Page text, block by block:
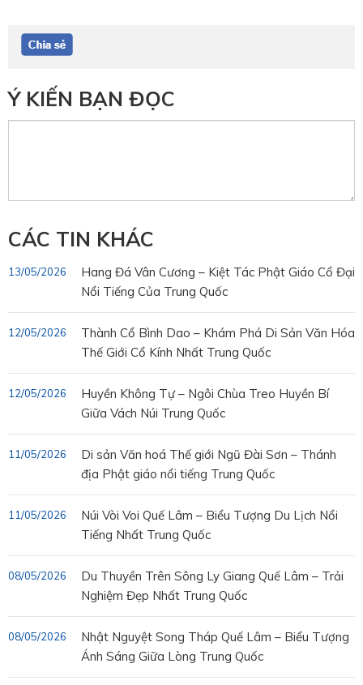
Ý KIẾN BẠN ĐỌC
CÁC TIN KHÁC
Hang Đá Vân Cương – Kiệt Tác Phật Giáo Cổ Đại
Nổi Tiếng Của Trung Quốc
13/05/2026
Thành Cổ Bình Dao – Khám Phá Di Sản Văn Hóa
Thế Giới Cổ Kính Nhất Trung Quốc
12/05/2026
Huyền Không Tự – Ngôi Chùa Treo Huyền Bí
Giữa Vách Núi Trung Quốc
12/05/2026
Di sản Văn hoá Thế giới Ngũ Đài Sơn – Thánh
địa Phật giáo nổi tiếng Trung Quốc
11/05/2026
Núi Vòi Voi Quế Lâm – Biểu Tượng Du Lịch Nổi
Tiếng Nhất Trung Quốc
11/05/2026
Du Thuyền Trên Sông Ly Giang Quế Lâm – Trải
Nghiệm Đẹp Nhất Trung Quốc
08/05/2026
Nhật Nguyệt Song Tháp Quế Lâm – Biểu Tượng
Ánh Sáng Giữa Lòng Trung Quốc
08/05/2026